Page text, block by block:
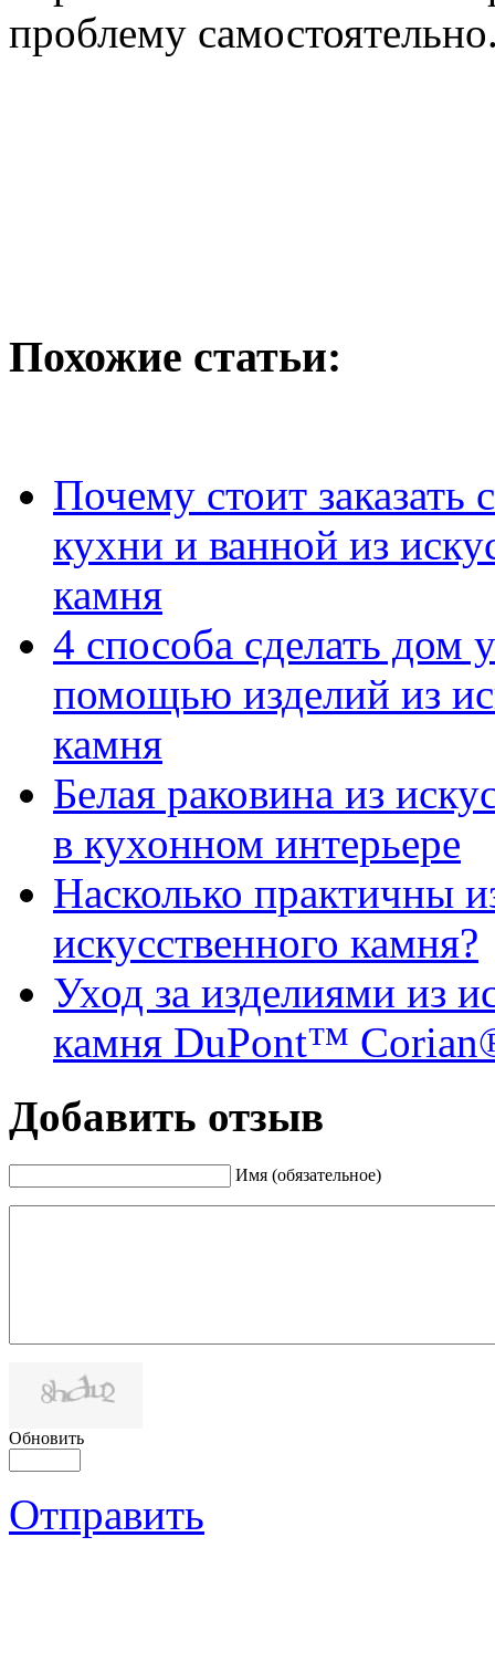
проблему
Похожие статьи:
Почему стоит заказать
кухни и ванной из
камня
4 способа сделать дом
помощью изделий из
камня
Белая раковина из
в кухонном интерьере
Насколько практичны
искусственного камня?
Уход за изделиями из
камня DuPont™
Добавить отзыв
Имя (обязательное)
Обновить
Отправить